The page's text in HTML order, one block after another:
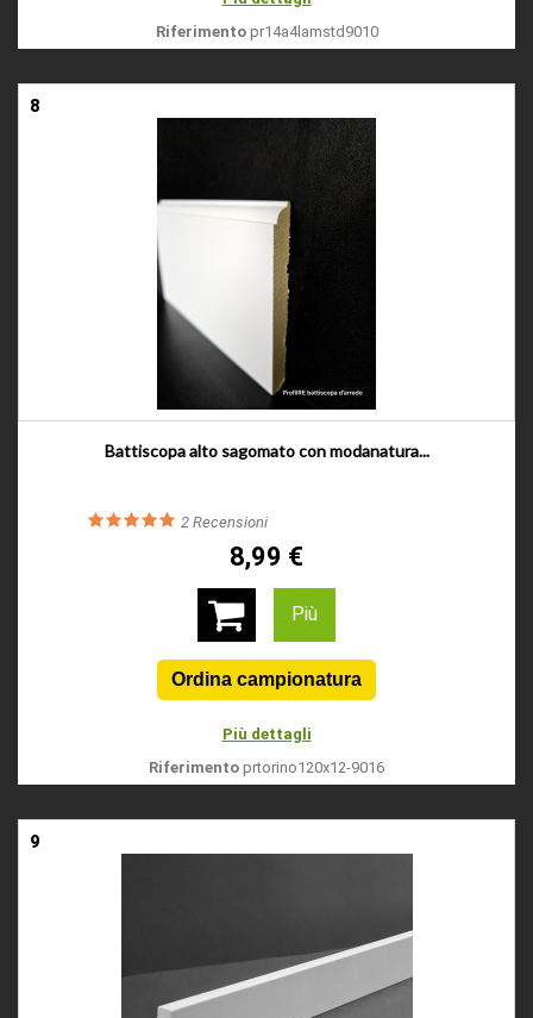
Riferimento pr14a4lamstd9010
8
Battiscopa alto sagomato con modanatura...
2 Recensioni
8,99 €
Più
Più dettagli
Riferimento prtorino120x12-9016
9